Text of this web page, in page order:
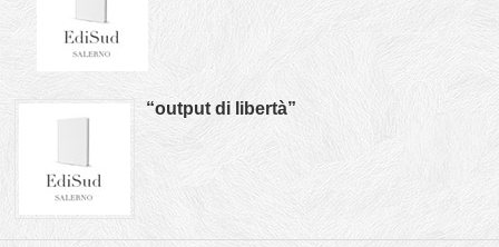
“output di libertà”